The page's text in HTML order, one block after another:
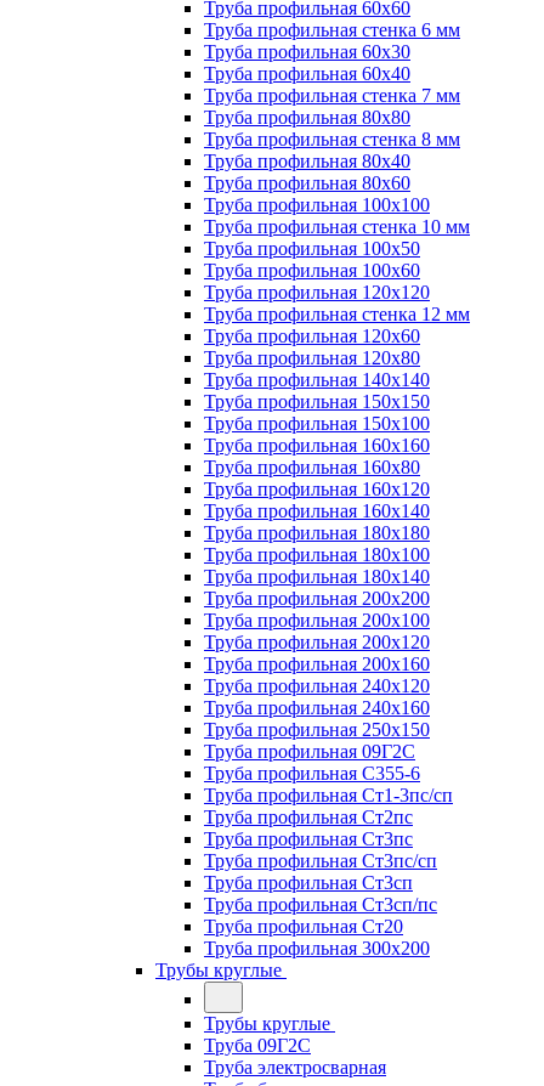
Труба профильная 60х60
Труба профильная стенка 6 мм
Труба профильная 60х30
Труба профильная 60х40
Труба профильная стенка 7 мм
Труба профильная 80х80
Труба профильная стенка 8 мм
Труба профильная 80х40
Труба профильная 80х60
Труба профильная 100х100
Труба профильная стенка 10 мм
Труба профильная 100х50
Труба профильная 100х60
Труба профильная 120х120
Труба профильная стенка 12 мм
Труба профильная 120х60
Труба профильная 120х80
Труба профильная 140х140
Труба профильная 150х150
Труба профильная 150х100
Труба профильная 160х160
Труба профильная 160х80
Труба профильная 160х120
Труба профильная 160х140
Труба профильная 180х180
Труба профильная 180х100
Труба профильная 180х140
Труба профильная 200х200
Труба профильная 200х100
Труба профильная 200х120
Труба профильная 200х160
Труба профильная 240х120
Труба профильная 240х160
Труба профильная 250х150
Труба профильная 09Г2С
Труба профильная С355-6
Труба профильная Ст1-3пс/сп
Труба профильная Ст2пс
Труба профильная Ст3пс
Труба профильная Ст3пс/сп
Труба профильная Ст3сп
Труба профильная Ст3сп/пс
Труба профильная Ст20
Труба профильная 300х200
Трубы круглые
Трубы круглые
Труба 09Г2С
Труба электросварная